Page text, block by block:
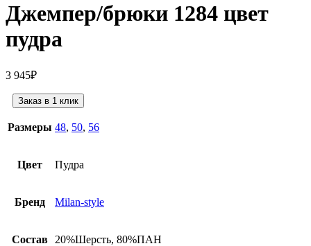
Джемпер/брюки 1284 цвет
пудра
3 945₽
Заказ в 1 клик
Размеры 48, 50, 56
Цвет Пудра
Бренд Milan-style
Состав 20%Шерсть, 80%ПАН